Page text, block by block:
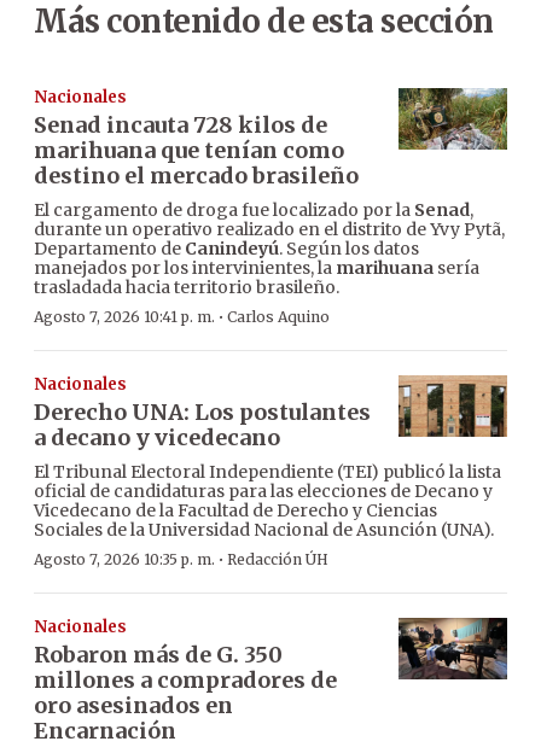
Más contenido de esta sección
Nacionales
Senad incauta 728 kilos de
marihuana que tenían como
destino el mercado brasileño
El cargamento de droga fue localizado por la Senad,
durante un operativo realizado en el distrito de Yvy Pytã,
Departamento de Canindeyú. Según los datos
manejados por los intervinientes, la marihuana sería
trasladada hacia territorio brasileño.
Agosto 7, 2026 10:41 p. m. · Carlos Aquino
Nacionales
Derecho UNA: Los postulantes
a decano y vicedecano
El Tribunal Electoral Independiente (TEI) publicó la lista
oficial de candidaturas para las elecciones de Decano y
Vicedecano de la Facultad de Derecho y Ciencias
Sociales de la Universidad Nacional de Asunción (UNA).
Agosto 7, 2026 10:35 p. m. · Redacción ÚH
Nacionales
Robaron más de G. 350
millones a compradores de
oro asesinados en
Encarnación